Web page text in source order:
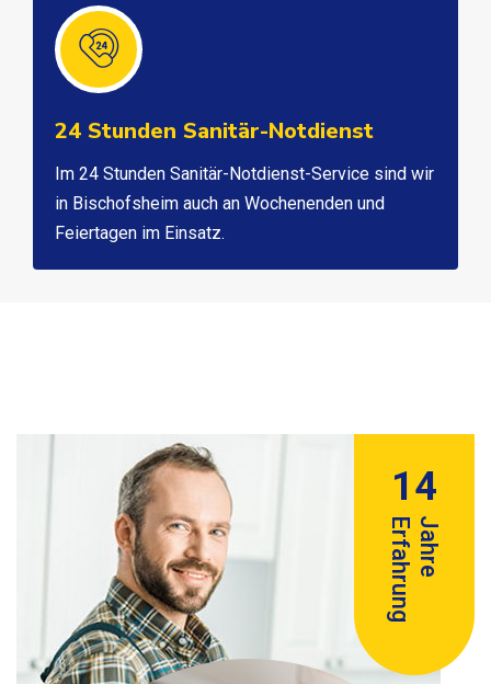
24 Stunden Sanitär-Notdienst
Im 24 Stunden Sanitär-Notdienst-Service sind wir
in Bischofsheim auch an Wochenenden und
Feiertagen im Einsatz.
14
Jahre
Erfahrung